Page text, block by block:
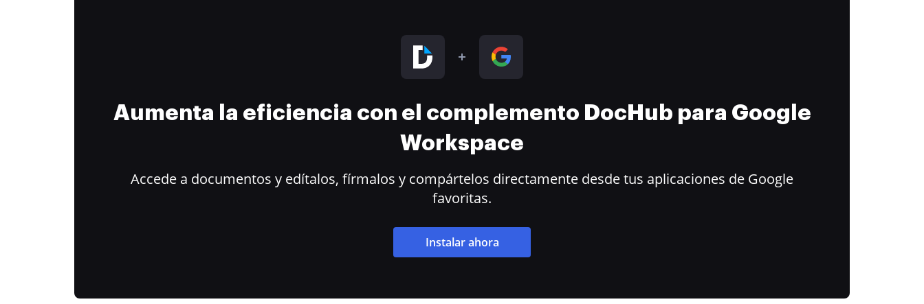
Aumenta la eficiencia con el complemento DocHub para Google
Workspace
Accede a documentos y edítalos, fírmalos y compártelos directamente desde tus aplicaciones de Google
favoritas.
Instalar ahora